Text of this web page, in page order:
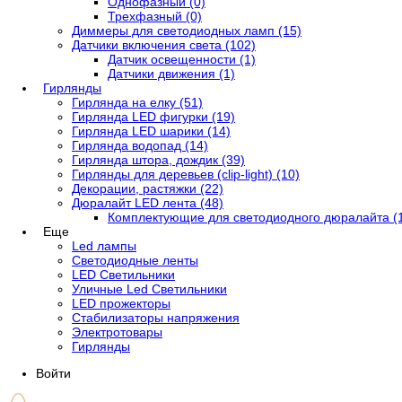
Трехфазный (0)
Диммеры для светодиодных ламп (15)
Датчики включения света (102)
Датчик освещенности (1)
Датчики движения (1)
Гирлянды
Гирлянда на елку (51)
Гирлянда LED фигурки (19)
Гирлянда LED шарики (14)
Гирлянда водопад (14)
Гирлянда штора, дождик (39)
Гирлянды для деревьев (clip-light) (10)
Декорации, растяжки (22)
Дюралайт LED лента (48)
Комплектующие для светодиодного дюралайта
Еще
Led лампы
Светодиодные ленты
LED Светильники
Уличные Led Светильники
LED прожекторы
Стабилизаторы напряжения
Электротовары
Гирлянды
Войти